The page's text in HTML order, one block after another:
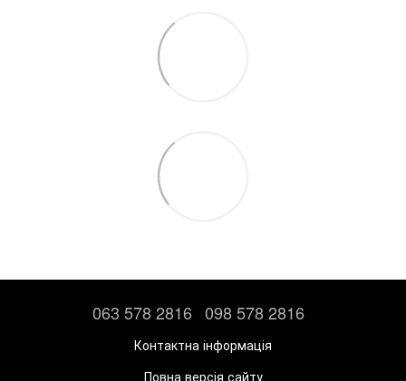
063 578 2816 098 578 2816
Контактна інформація
Повна версія сайту